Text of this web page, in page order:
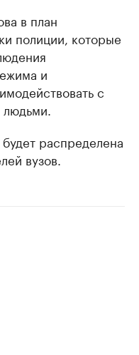
в план
полиции, которые
и
с
людьми.
распределена
вузов.